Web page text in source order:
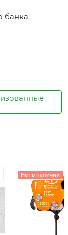
банка
Нет в наличии